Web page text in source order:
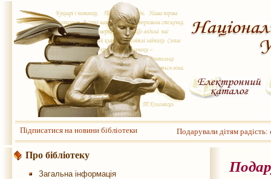
Підписатися на новини бібліотеки Подарували дітям
Про бібліотеку
Загальна інформація